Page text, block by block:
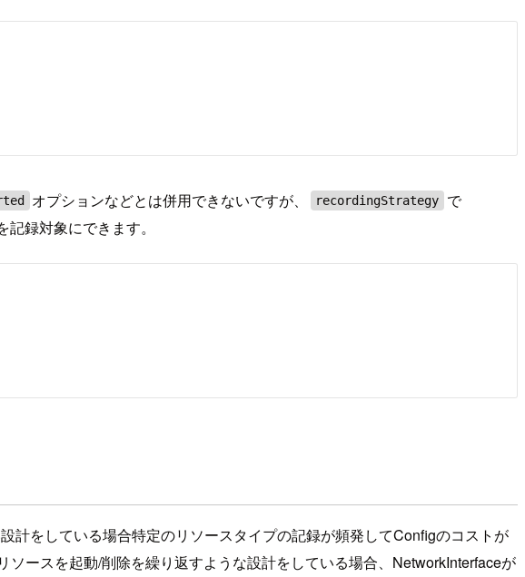
オプションなどとは併用できないですが、 recordingStrategy で
録対象にできます。
計をしている場合特定のリソースタイプの記録が頻発してConfigのコストが
ースを起動/削除を繰り返すような設計をしている場合、NetworkInterfaceが